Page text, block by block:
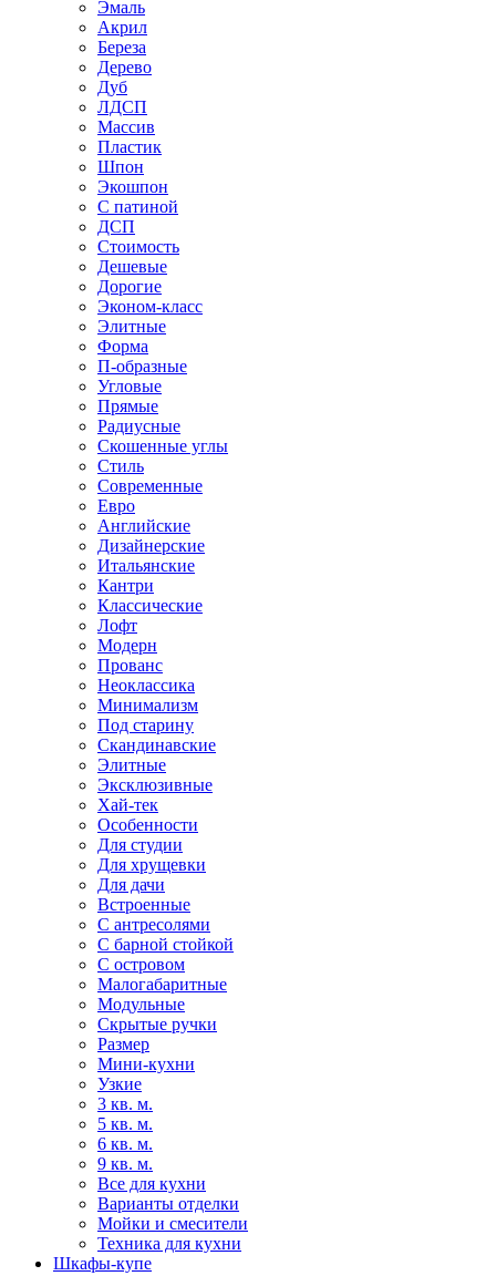
Эмаль
Акрил
Береза
Дерево
Дуб
ЛДСП
Массив
Пластик
Шпон
Экошпон
С патиной
ДСП
Стоимость
Дешевые
Дорогие
Эконом-класс
Элитные
Форма
П-образные
Угловые
Прямые
Радиусные
Скошенные углы
Стиль
Современные
Евро
Английские
Дизайнерские
Итальянские
Кантри
Классические
Лофт
Модерн
Прованс
Неоклассика
Минимализм
Под старину
Скандинавские
Элитные
Эксклюзивные
Хай-тек
Особенности
Для студии
Для хрущевки
Для дачи
Встроенные
С антресолями
С барной стойкой
С островом
Малогабаритные
Модульные
Скрытые ручки
Размер
Мини-кухни
Узкие
3 кв. м.
5 кв. м.
6 кв. м.
9 кв. м.
Все для кухни
Варианты отделки
Мойки и смесители
Техника для кухни
Шкафы-купе